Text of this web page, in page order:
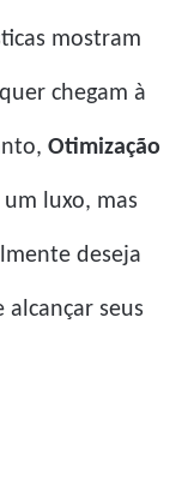
mostram
chegam à
Otimização
um luxo, mas
deseja
seus